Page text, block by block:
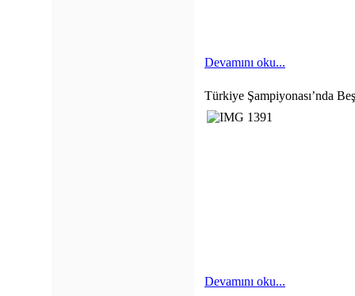
Devamını oku...
Türkiye Şampiyonası’nda
Devamını oku...